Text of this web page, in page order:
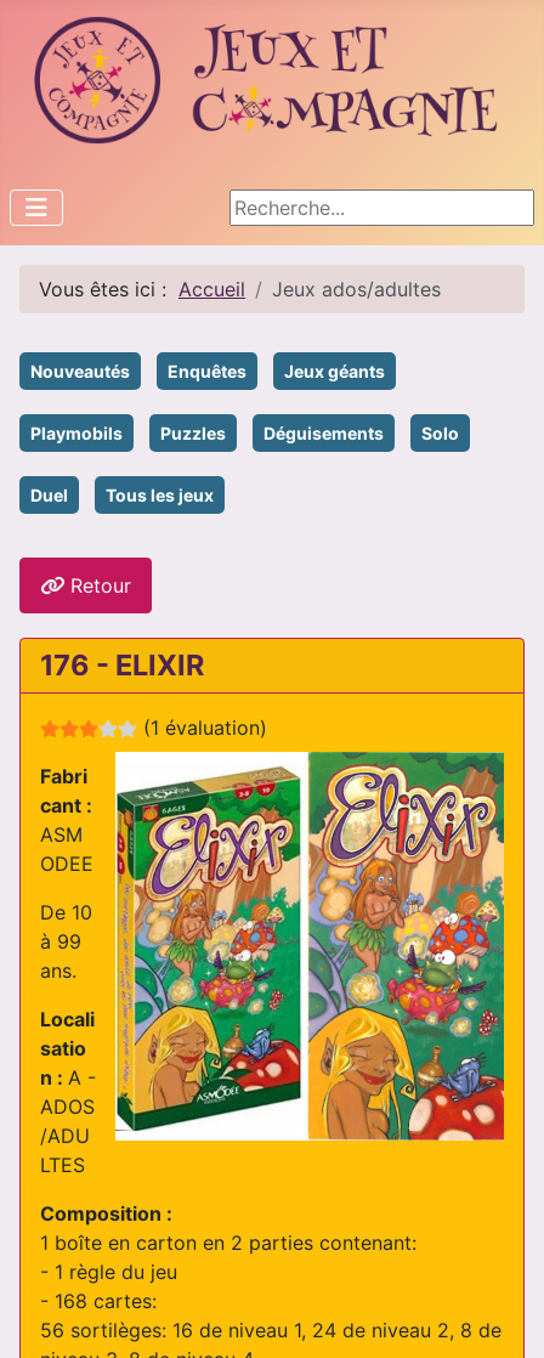
Rechercher
Vous êtes ici : Accueil Jeux ados/adultes
Nouveautés Enquêtes Jeux géants
Playmobils Puzzles Déguisements Solo
Duel Tous les jeux
Retour
176 - ELIXIR
Evaluation de l'utilisateur :
(1 évaluation)
Fabri
cant :
ASM
ODEE
De 10
à 99
ans.
Locali
satio
n : A -
ADOS
/ADU
LTES
Composition :
1 boîte en carton en 2 parties contenant:
- 1 règle du jeu
- 168 cartes:
56 sortilèges: 16 de niveau 1, 24 de niveau 2, 8 de